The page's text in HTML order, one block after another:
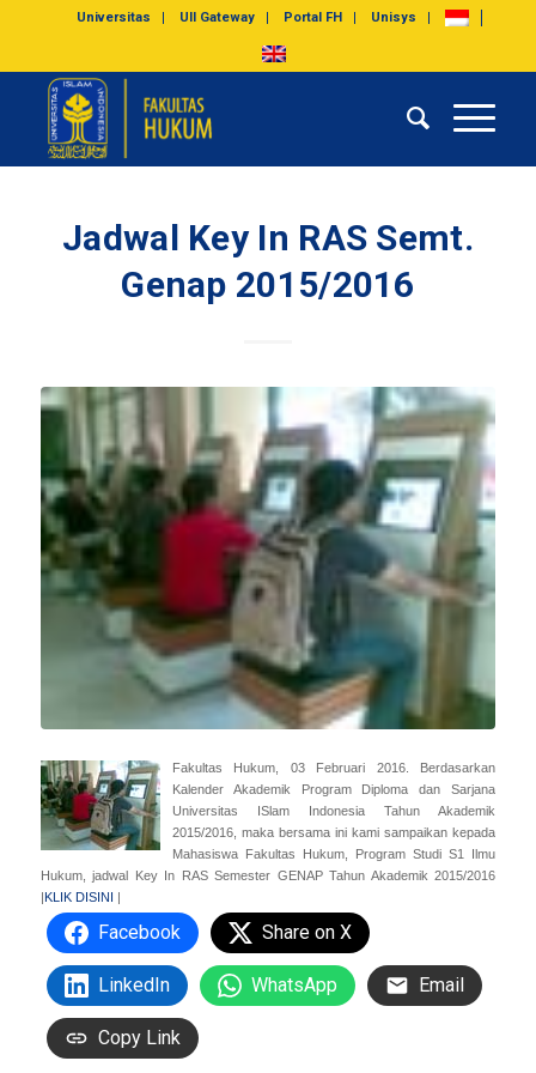
Universitas UII Gateway Portal FH Unisys
Jadwal Key In RAS Semt.
Genap 2015/2016
Fakultas Hukum, 03 Februari 2016. Berdasarkan
Kalender Akademik Program Diploma dan Sarjana
Universitas ISlam Indonesia Tahun Akademik
2015/2016, maka bersama ini kami sampaikan kepada
Mahasiswa Fakultas Hukum, Program Studi S1 Ilmu
Hukum, jadwal Key In RAS Semester GENAP Tahun Akademik 2015/2016
KLIK DISINI
Facebook Share on X
LinkedIn WhatsApp Email
Copy Link